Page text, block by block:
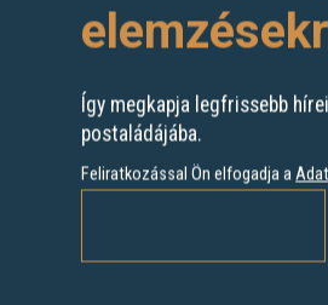
Így megkapja legfrissebb
postaládájába.
Feliratkozással Ön elfogadja a